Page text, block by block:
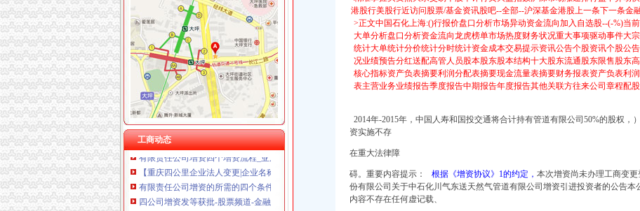
工商动态
四公里公司增资
[收购]诚志股份：关于全资子公司珠海诚志通发展有限公司增资以及收
代办公司增资垫资验资实缴
为扩张中式快餐连锁业务百福控股（01488）向4家餐饮公司增资_证券
印_四基金公司增资：多路资金抄底_金牛理财网
甘肃上峰水泥股份有限公司第七届董事会第十四次会议决议-搜狐滚动
公司增资你需要了解的四种方式！_会计网
有限责任公司增资四个增资流程_亚居投资_新浪博客
【重庆四公里企业法人变更|企业名称变更|企业地址变更】-重庆赶集网
有限责任公司增资的所需的四个条件_搜狐科技_搜狐网
四公司增资发等获批-股票频道-金融界
多家快递公司增资丰巢化后一公里-新北洋（002376）-股票行中
港股行美股行近访问股票/基金资讯股吧--全部--沪深基金港股上一条下一条金
>正文中国石化上海:()行报价盘口分析市场异动资金流向加入自选股--(-%)当
大单分析盘口分析资金流向龙虎榜单市场热度财务状况重大事项驱动事件大
统计大单统计分价统计分时统计资金成本交易提示资讯公告个股资讯个股公
况业绩预告分红送配高管人员股本股东股本结构十大股东流通股东限售股东
核心指标资产负表摘要利润分配表摘要现金流量表摘要财务报表资产负表利
表主营业务业绩报告季度报告中期报告年度报告其他关联方往来公司章程配
2014年-2015年，中国人寿和国投交通将合计持有管道有限公司50%的股权，
资实施不存
在重大法律障
碍。重要内容提示： 根据《增资协议》1 的约定， 本次增资尚未办理工商变
份有限公司关于中石化川气东送天然气管道有限公司增资引进投资者的公告
内容不存在任何虚记载、